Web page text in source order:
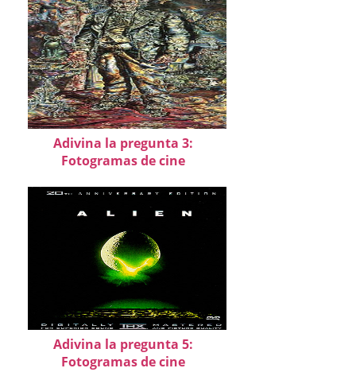
Adivina la pregunta 3:
Fotogramas de cine
Adivina la pregunta 5:
Fotogramas de cine